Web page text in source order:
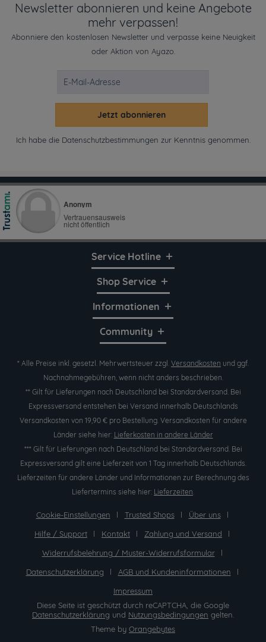
Newsletter abonnieren und keine Angebote
mehr verpassen!
Abonniere den kostenlosen Newsletter und verpasse keine Neuigkeit
oder Aktion von Ayazo.
Jetzt abonnieren
Ich habe die Datenschutzbestimmungen zur Kenntnis genommen.
Service Hotline
Shop Service
Informationen
Community
* Alle Preise inkl. gesetzl. Mehrwertsteuer zzgl. Versandkosten und ggf.
Nachnahmegebühren, wenn nicht anders beschrieben.
** Gilt für Lieferungen nach Deutschland bei Standardversand. Bei
Expressversand entstehen bei Versand innerhalb Deutschlands
Versandkosten von 19,90 € pro Bestellung. Versandkosten für andere
Länder siehe hier: Lieferkosten in andere Länder
*** Gilt für Lieferungen nach Deutschland bei Standardversand. Bei
Expressversand gilt eine Lieferzeit von 1 Tag innerhalb Deutschlands.
Lieferzeiten für andere Länder und Informationen zur Berechnung des
Liefertermins siehe hier: Lieferzeiten.
Cookie-Einstellungen Trusted Shops
Über uns
Hilfe / Support
Kontakt
Zahlung und Versand
Widerrufsbelehrung / Muster-Widerrufsformular
Datenschutzerklärung
AGB und Kundeninformationen
Impressum
Diese Seite ist geschützt durch reCAPTCHA, die Google
Datenschutzerklärung und Nutzungsbedingungen gelten.
Theme by Orangebytes